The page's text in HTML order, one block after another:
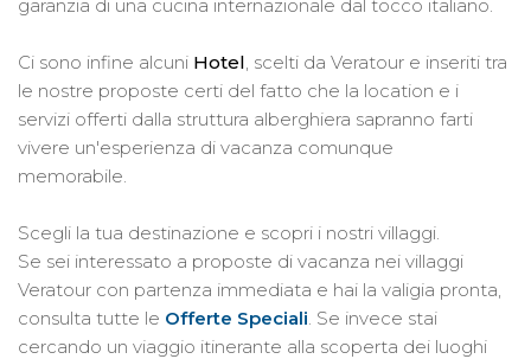
garanzia di una cucina internazionale dal tocco italiano.
Ci sono infine alcuni Hotel, scelti da Veratour e inseriti tra
le nostre proposte certi del fatto che la location e i
servizi offerti dalla struttura alberghiera sapranno farti
vivere un'esperienza di vacanza comunque
memorabile.
Scegli la tua destinazione e scopri i nostri villaggi.
Se sei interessato a proposte di vacanza nei villaggi
Veratour con partenza immediata e hai la valigia pronta,
consulta tutte le Offerte Speciali. Se invece stai
cercando un viaggio itinerante alla scoperta dei luoghi